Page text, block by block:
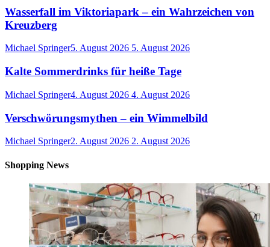
Wasserfall im Viktoriapark – ein Wahrzeichen von
Kreuzberg
Michael Springer5. August 2026 5. August 2026
Kalte Sommerdrinks für heiße Tage
Michael Springer4. August 2026 4. August 2026
Verschwörungsmythen – ein Wimmelbild
Michael Springer2. August 2026 2. August 2026
Shopping News